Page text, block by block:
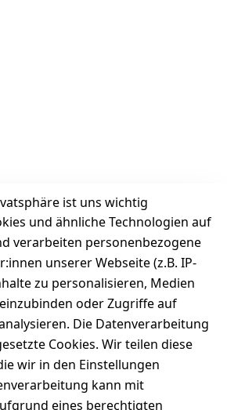
ist uns wichtig
und ähnliche Technologien auf
verarbeiten personenbezogene
unserer Webseite (z.B. IP-
zu personalisieren, Medien
oder Zugriffe auf
Die Datenverarbeitung
Cookies. Wir teilen diese
wir in den Einstellungen
kann mit
eines berechtigten
uns
zum
Wir
versenden
mit
Zahle
bequem per